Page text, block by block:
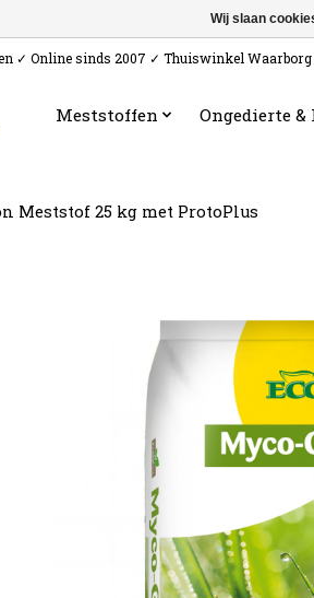
✓ Online sinds 2007 ✓ Thuiswinkel Waarborg
Meststoffen Ongedierte &
Meststof 25 kg met ProtoPlus
Wij slaan